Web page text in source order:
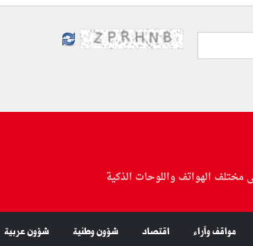
مختلف الهواتف واللوحات الذكية
مواقف وآراء اقتصاد شؤون وطنية شؤون عربية